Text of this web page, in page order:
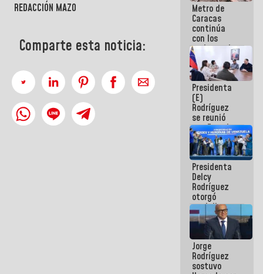
REDACCIÓN MAZO
Comparte esta noticia:
Metro de
Caracas
continúa
con los
trabajos de
mantenimiento
e inspección
en la Línea 2
Presidenta
(E)
Rodríguez
se reunió
con Estado
Mayor
Eléctrico
para
abordar
planes de
acción
Presidenta
Delcy
Rodríguez
otorgó
medalla
"Héroe de
Venezuela"
a servidores
públicos
Jorge
Rodríguez
sostuvo